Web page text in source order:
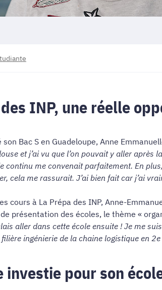
INP, une réelle
son Bac S en Guadeloupe, Anne
et j’ai vu que l’on pouvait y aller
continu me convenait parfaitement. En
cela me rassurait. J’ai bien fait car j’ai
cours à La Prépa des INP, Anne-
présentation des écoles, le thème «
aller dans cette école ensuite ! Je me
filière ingénierie de la chaine logistique en 2e
investie pour son